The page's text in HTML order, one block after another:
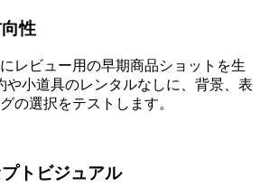
性
レビュー用の早期商品ショットを生
小道具のレンタルなしに、背景、表
の選択をテストします。
トビジュアル